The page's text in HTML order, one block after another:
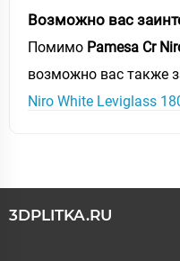
Возможно вас
Помимо Pamesa Cr
возможно вас также
Niro White Leviglass
3DPLITKA.RU